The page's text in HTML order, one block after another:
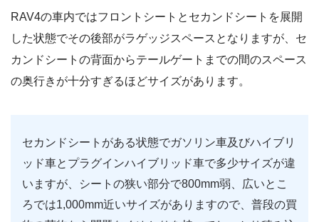
RAV4の車内ではフロントシートとセカンドシートを展開
した状態でその後部がラゲッジスペースとなりますが、セ
カンドシートの背面からテールゲートまでの間のスペース
の奥行きが十分すぎるほどサイズがあります。
セカンドシートがある状態でガソリン車及びハイブリ
ッド車とプラグインハイブリッド車で多少サイズが違
いますが、シートの狭い部分で800mm弱、広いとこ
ろでは1,000mm近いサイズがありますので、普段の買